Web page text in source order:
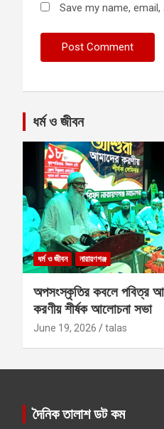
Save my name,
ধর্ম ও জীবন
ধর্ম ও জীবন নারায়ণগঞ্জ
অপসংস্কৃতির কবলে পবিত্র
করণীয় শীর্ষক আলোচনা সভা
June 19, 2026 talas
দৈনিক তালাশ ডট কম